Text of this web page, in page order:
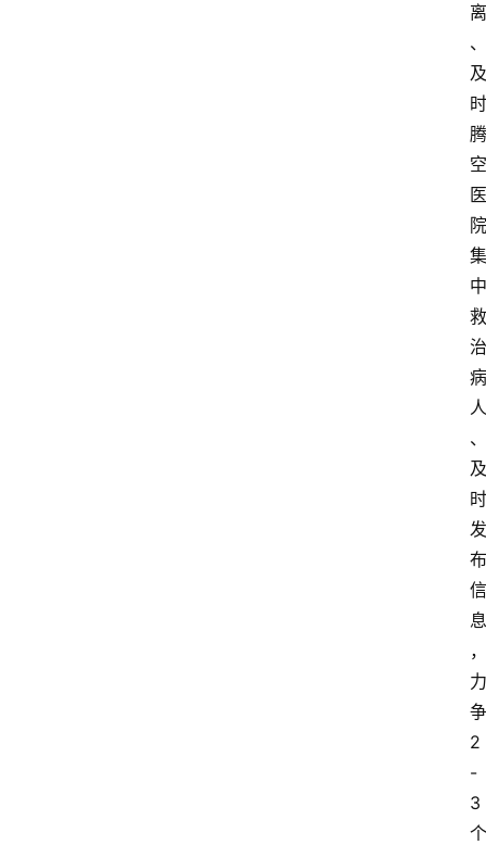
离
、
及
时
腾
空
医
院
集
中
救
治
病
人
、
及
时
发
布
信
息
，
力
争
2
-
3
个